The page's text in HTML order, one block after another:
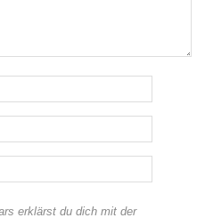
erklärst du dich mit der